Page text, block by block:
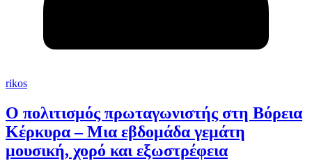
rikos
Ο πολιτισμός πρωταγωνιστής στη Βόρεια
Κέρκυρα – Μια εβδομάδα γεμάτη
μουσική, χορό και εξωστρέφεια